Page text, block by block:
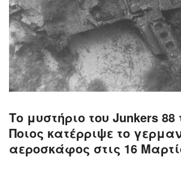
Το μυστήριο του Junkers 88
Ποιος κατέρριψε το
αεροσκάφος στις 16